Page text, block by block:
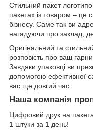
Стильний пакет
пакетах із товаром – це
бізнесу. Саме так ви
нагадуючи про заклад,
Оригінальний та
розповість про ваш
Завдяки упаковці ви
допомогою ефективної
вас ще довгий час.
Наша компанія
Цифровий друк на
1 штуки за 1 день!